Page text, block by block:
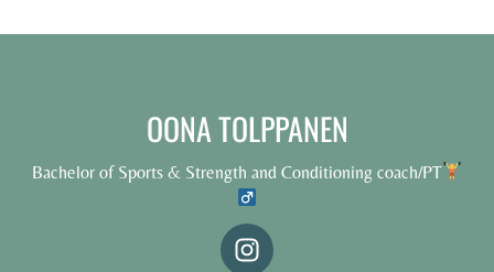
OONA TOLPPANEN
Bachelor of Sports & Strength and Conditioning coach/PT